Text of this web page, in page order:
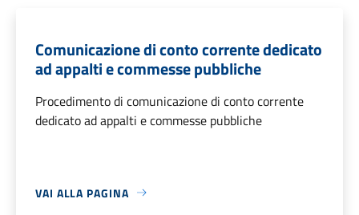
Comunicazione di conto corrente dedicato
ad appalti e commesse pubbliche
Procedimento di comunicazione di conto corrente
dedicato ad appalti e commesse pubbliche
VAI ALLA PAGINA